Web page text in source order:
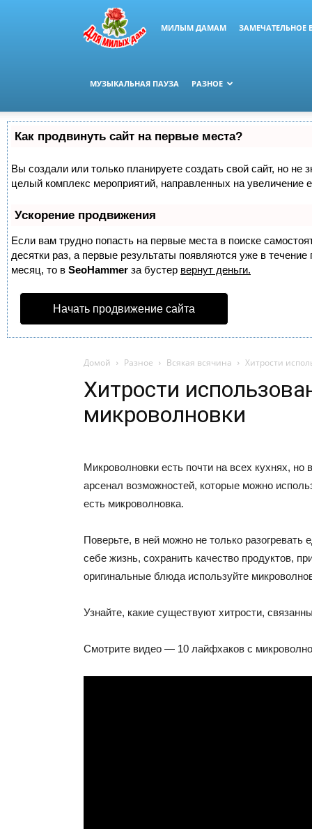
МИЛЫМ ДАМАМ ЗАМЕЧАТЕЛЬНОЕ
МУЗЫКАЛЬНАЯ ПАУЗА РАЗНОЕ
Как продвинуть сайт на первые места?
Вы создали или только планируете создать свой сайт, но не
целый комплекс мероприятий, направленных на увеличение
Ускорение продвижения
Если вам трудно попасть на первые места в поиске
десятки раз, а первые результаты появляются уже в
месяц, то в SeoHammer за бустер вернут деньги.
Начать продвижение сайта
Домой Разное Всякая всячина Хитрости
Хитрости
микроволновки
Микроволновки есть почти на всех кухнях, но
арсенал возможностей, которые можно
есть микроволновка.
Поверьте, в ней можно не только разогревать
себе жизнь, сохранить качество продуктов,
оригинальные блюда используйте
Узнайте, какие существуют хитрости,
Смотрите видео — 10 лайфхаков с